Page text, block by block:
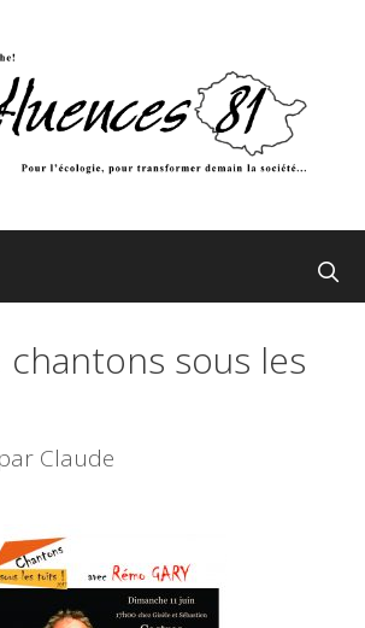
chantons sous les
par Claude